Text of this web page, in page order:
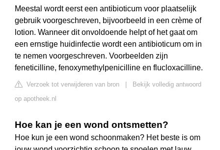
Meestal wordt eerst een antibioticum voor plaatselijk
gebruik voorgeschreven, bijvoorbeeld in een crème of
lotion. Wanneer dit onvoldoende helpt of het gaat om
een ernstige huidinfectie wordt een antibioticum om in
te nemen voorgeschreven. Voorbeelden zijn
feneticilline, fenoxymethylpenicilline en flucloxacilline.
Verzoek tot verwijderen van bron
Bekijk volledig antwoord
op apotheek.nl
Hoe kan je een wond ontsmetten?
Hoe kun je een wond schoonmaken? Het beste is om